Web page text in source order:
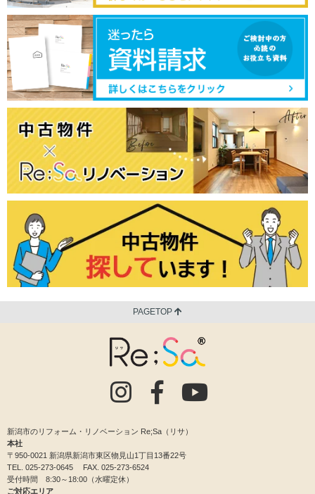
PAGETOP
新潟市のリフォーム・リノベーション Re;Sa（リサ）
本社
〒950-0021 新潟県新潟市東区物見山1丁目13番22号
TEL. 025-273-0645 FAX. 025-273-6524
受付時間 8:30～18:00（水曜定休）
ご対応エリア